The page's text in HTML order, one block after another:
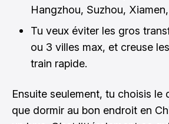
Hangzhou, Suzhou,
Tu veux éviter les gros
ou 3 villes max, et creuse
train rapide.
Ensuite seulement, tu choisis le
que dormir au bon endroit en